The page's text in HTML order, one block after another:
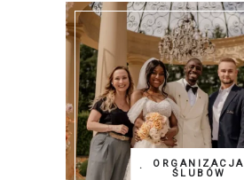
ORGANIZACJA
ŚLUBÓW